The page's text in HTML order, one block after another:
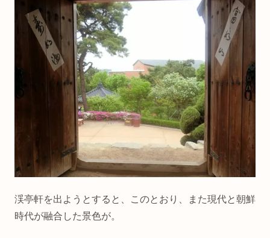
渓亭軒を出ようとすると、このとおり、また現代と朝鮮
時代が融合した景色が。